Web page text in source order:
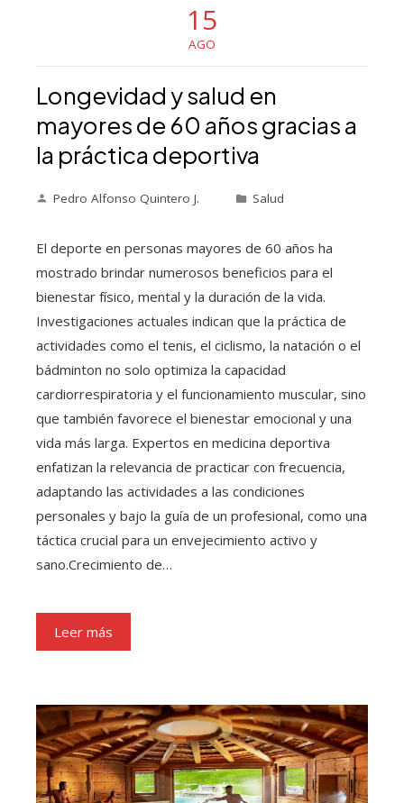
15
AGO
Longevidad y salud en
mayores de 60 años gracias a
la práctica deportiva
Pedro Alfonso Quintero J. Salud
El deporte en personas mayores de 60 años ha
mostrado brindar numerosos beneficios para el
bienestar físico, mental y la duración de la vida.
Investigaciones actuales indican que la práctica de
actividades como el tenis, el ciclismo, la natación o el
bádminton no solo optimiza la capacidad
cardiorrespiratoria y el funcionamiento muscular, sino
que también favorece el bienestar emocional y una
vida más larga. Expertos en medicina deportiva
enfatizan la relevancia de practicar con frecuencia,
adaptando las actividades a las condiciones
personales y bajo la guía de un profesional, como una
táctica crucial para un envejecimiento activo y
sano.Crecimiento de…
Leer más